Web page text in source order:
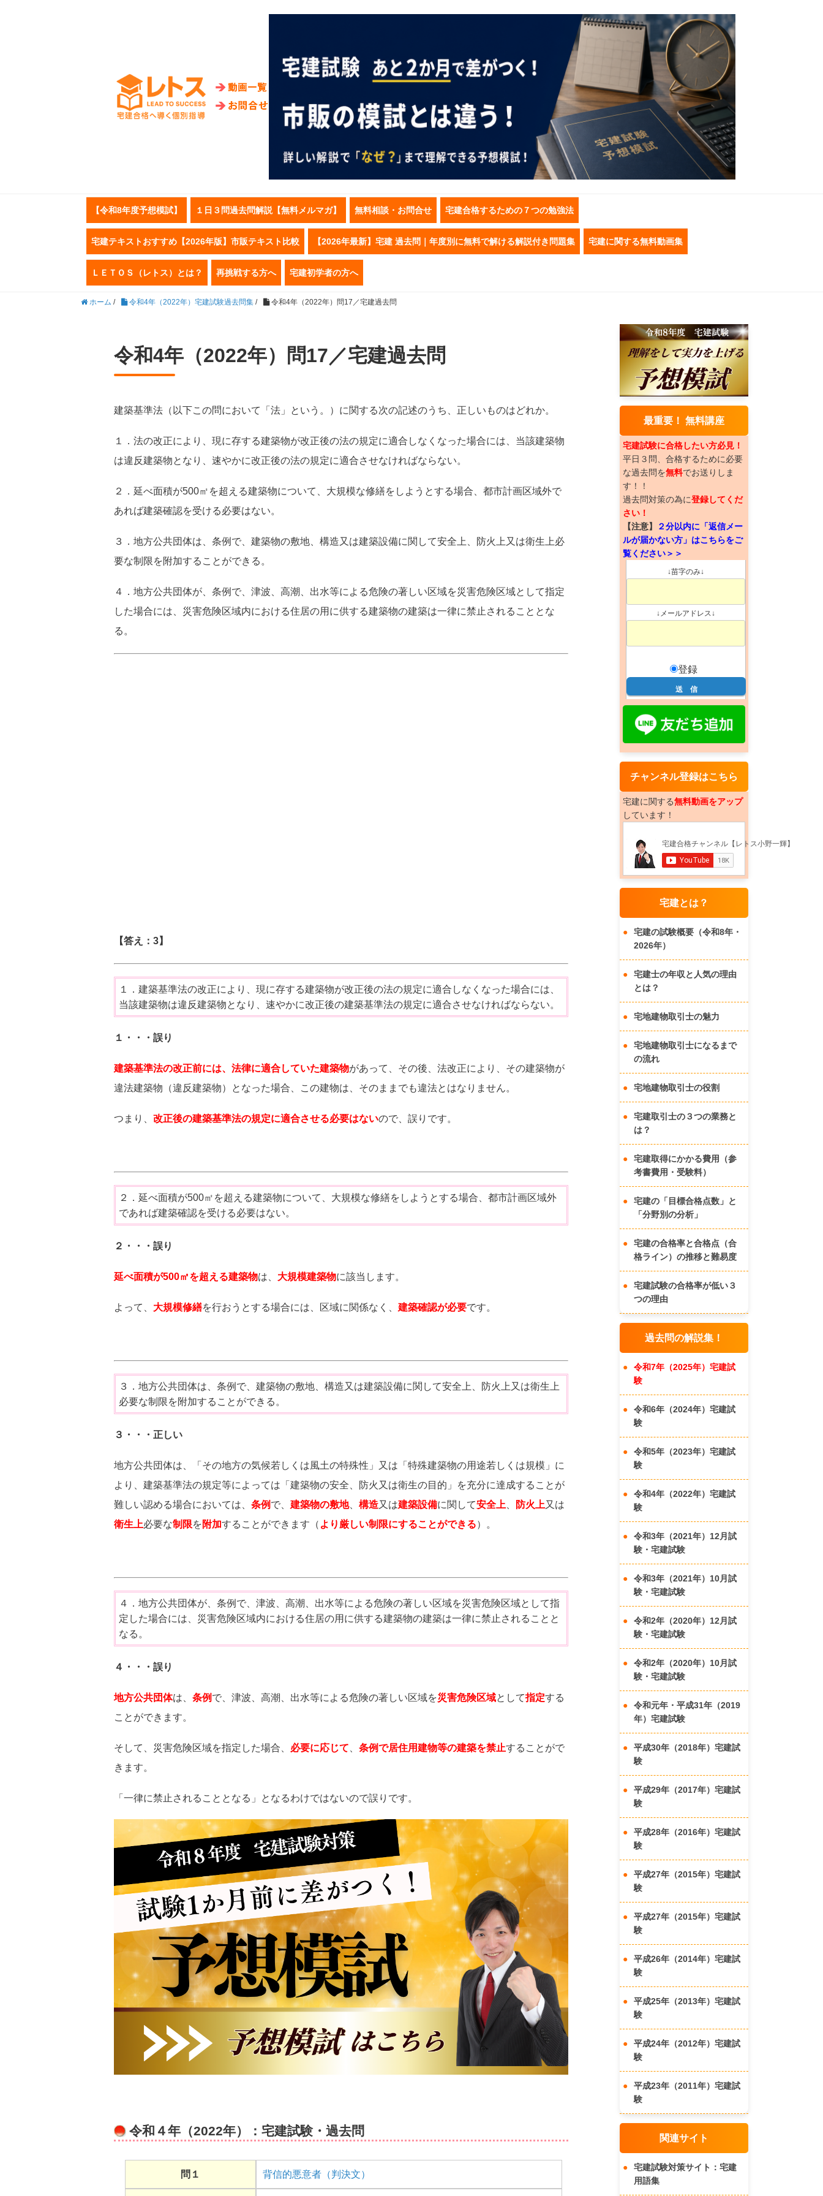
【令和8年度予想模試】 １日３問過去問解説【無料メルマガ】 無料相談・お問合せ 宅建合格するための７つの勉強法
宅建テキストおすすめ【2026年版】市販テキスト比較 【2026年最新】宅建 過去問｜年度別に無料で解ける解説付き問題集 宅建に関する無料動画集
ＬＥＴＯＳ（レトス）とは？ 再挑戦する方へ 宅建初学者の方へ
ホーム / 令和4年（2022年）宅建試験過去問集 / 令和4年（2022年）問17／宅建過去問
令和4年（2022年）問17／宅建過去問
建築基準法（以下この問において「法」という。）に関する次の記述のうち、正しいものはどれか。
１．法の改正により、現に存する建築物が改正後の法の規定に適合しなくなった場合には、当該建築物
は違反建築物となり、速やかに改正後の法の規定に適合させなければならない。
２．延べ面積が500㎡を超える建築物について、大規模な修繕をしようとする場合、都市計画区域外で
あれば建築確認を受ける必要はない。
３．地方公共団体は、条例で、建築物の敷地、構造又は建築設備に関して安全上、防火上又は衛生上必
要な制限を附加することができる。
４．地方公共団体が、条例で、津波、高潮、出水等による危険の著しい区域を災害危険区域として指定
した場合には、災害危険区域内における住居の用に供する建築物の建築は一律に禁止されることとな
る。
【答え：3】
１．建築基準法の改正により、現に存する建築物が改正後の法の規定に適合しなくなった場合には、
当該建築物は違反建築物となり、速やかに改正後の建築基準法の規定に適合させなければならない。
１・・・誤り
建築基準法の改正前には、法律に適合していた建築物があって、その後、法改正により、その建築物が
違法建築物（違反建築物）となった場合、この建物は、そのままでも違法とはなりません。
つまり、 改正後の建築基準法の規定に適合させる必要はないので、誤りです。
２．延べ面積が500㎡を超える建築物について、大規模な修繕をしようとする場合、都市計画区域外
であれば建築確認を受ける必要はない。
２・・・誤り
延べ面積が500㎡を超える建築物は、 大規模建築物に該当します。
よって、 大規模修繕を行おうとする場合には、区域に関係なく、 建築確認が必要です。
３．地方公共団体は、条例で、建築物の敷地、構造又は建築設備に関して安全上、防火上又は衛生上
必要な制限を附加することができる。
３・・・正しい
地方公共団体は、「その地方の気候若しくは風土の特殊性」又は「特殊建築物の用途若しくは規模」に
より、建築基準法の規定等によっては「建築物の安全、防火又は衛生の目的」を充分に達成することが
難しい認める場合においては、 条例 で、 建築物の敷地、 構造又は建築設備に関して安全上 防火上又は
衛生上必要な制限を附加することができます（ より厳しい制限にすることができる）。
４．地方公共団体が、条例で、津波、高潮、出水等による危険の著しい区域を災害危険区域として指
定した場合には、災害危険区域内における住居の用に供する建築物の建築は一律に禁止されることと
なる。
４・・・誤り
地方公共団体は、 条例 で、津波、高潮、出水等による危険の著しい区域を災害危険区域として指定する
ことができます。
そして、災害危険区域を指定した場合、 必要に応じて 条例で居住用建物等の建築を禁止することがで
きます。
「一律に禁止されることとなる」となるわけではないので誤りです。
令和４年（2022年）：宅建試験・過去問
問１ 背信的悪意者（判決文）
最重要！ 無料講座
宅建試験に合格したい方必見！
平日３問、合格するために必要
な過去問を無料でお送りしま
す！！
過去問対策の為に登録してくだ
さい！
【注意】
２分以内に「返信メー
ルが届かない方」はこちらをご
覧ください＞＞
↓苗字のみ↓
↓メールアドレス↓
登録
チャンネル登録はこちら
宅建に関する無料動画をアップ
しています！
宅建とは？
宅建の試験概要（令和8年・
2026年）
宅建士の年収と人気の理由
とは？
宅地建物取引士の魅力
宅地建物取引士になるまで
の流れ
宅地建物取引士の役割
宅建取引士の３つの業務と
は？
宅建取得にかかる費用（参
考書費用・受験料）
宅建の「目標合格点数」と
「分野別の分析」
宅建の合格率と合格点（合
格ライン）の推移と難易度
宅建試験の合格率が低い３
つの理由
過去問の解説集！
令和7年（2025年）宅建試
験
令和6年（2024年）宅建試
験
令和5年（2023年）宅建試
験
令和4年（2022年）宅建試
験
令和3年（2021年）12月試
験・宅建試験
令和3年（2021年）10月試
験・宅建試験
令和2年（2020年）12月試
験・宅建試験
令和2年（2020年）10月試
験・宅建試験
令和元年・平成31年（2019
年）宅建試験
平成30年（2018年）宅建試
験
平成29年（2017年）宅建試
験
平成28年（2016年）宅建試
験
平成27年（2015年）宅建試
験
平成27年（2015年）宅建試
験
平成26年（2014年）宅建試
験
平成25年（2013年）宅建試
験
平成24年（2012年）宅建試
験
平成23年（2011年）宅建試
験
関連サイト
宅建試験対策サイト：宅建
用語集